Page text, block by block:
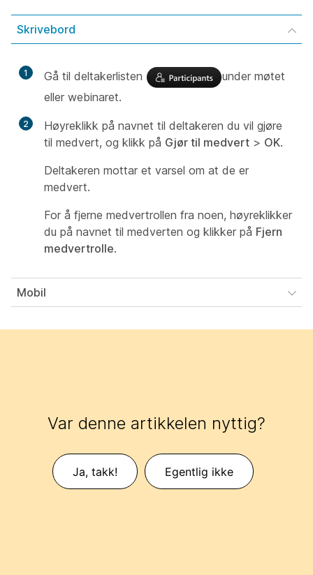
Skrivebord
1 Gå til deltakerlisten
under møtet
eller webinaret.
2
Høyreklikk på navnet til deltakeren du vil gjøre
til medvert, og klikk på Gjør til medvert > OK.
Deltakeren mottar et varsel om at de er
medvert.
For å fjerne medvertrollen fra noen, høyreklikker
du på navnet til medverten og klikker på Fjern
medvertrolle.
Mobil
Var denne artikkelen nyttig?
Ja, takk! Egentlig ikke